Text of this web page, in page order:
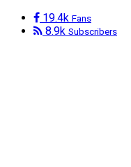
19.4k Fans
8.9k Subscribers